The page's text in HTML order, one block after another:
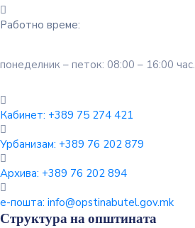
Работно време:
понеделник – петок: 08:00 – 16:00 час.
Кабинет: +389 75 274 421
Урбанизам: +389 76 202 879
Архива: +389 76 202 894
е-пошта: info@opstinabutel.gov.mk
Структура на општината